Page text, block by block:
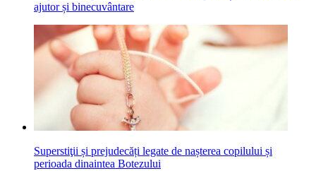
ajutor și binecuvântare
Superstiţii și prejudecăți legate de nașterea copilului și
perioada dinaintea Botezului